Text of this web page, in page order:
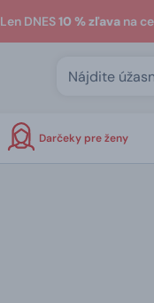
Len DNES10 % zľavana
Darčeky pre ženy